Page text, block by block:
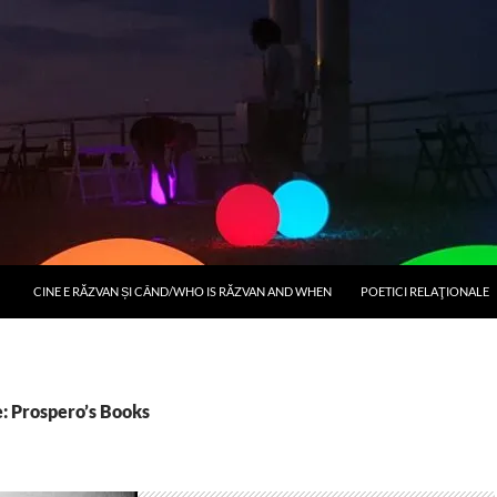
CINE E RĂZVAN ȘI CÂND/WHO IS RĂZVAN AND WHEN POETICI RELAŢIONALE
Books